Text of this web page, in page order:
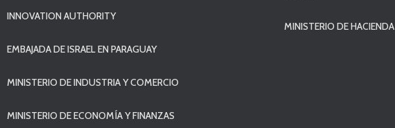
INNOVATION AUTHORITY
EMBAJADA DE ISRAEL EN PARAGUAY
MINISTERIO DE INDUSTRIA Y COMERCIO
MINISTERIO DE ECONOMÍA Y FINANZAS
MINISTERIO DE HACIENDA